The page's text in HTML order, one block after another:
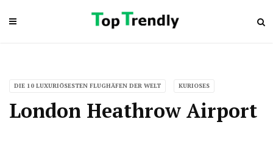
DIE 10 LUXURIÖSESTEN FLUGHÄFEN DER WELT KURIOSES
London Heathrow Airport